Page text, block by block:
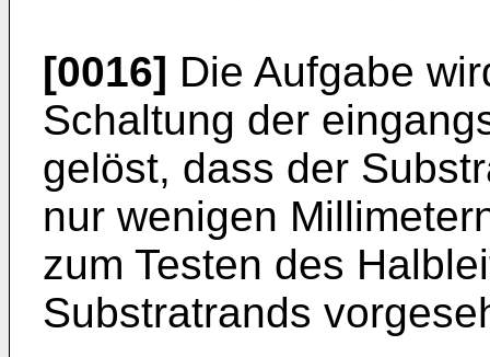
[0016] Die Aufgabe
Schaltung der
gelöst, dass der
nur wenigen
zum Testen des
Substratrands